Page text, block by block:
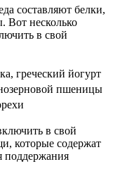
составляют белки,
Вот несколько
в свой
греческий йогурт
пшеницы
в свой
которые содержат
поддержания